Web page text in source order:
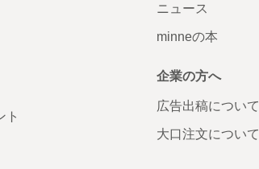
ト
ニュース
minneの本
企業の方へ
広告出稿について
大口注文について